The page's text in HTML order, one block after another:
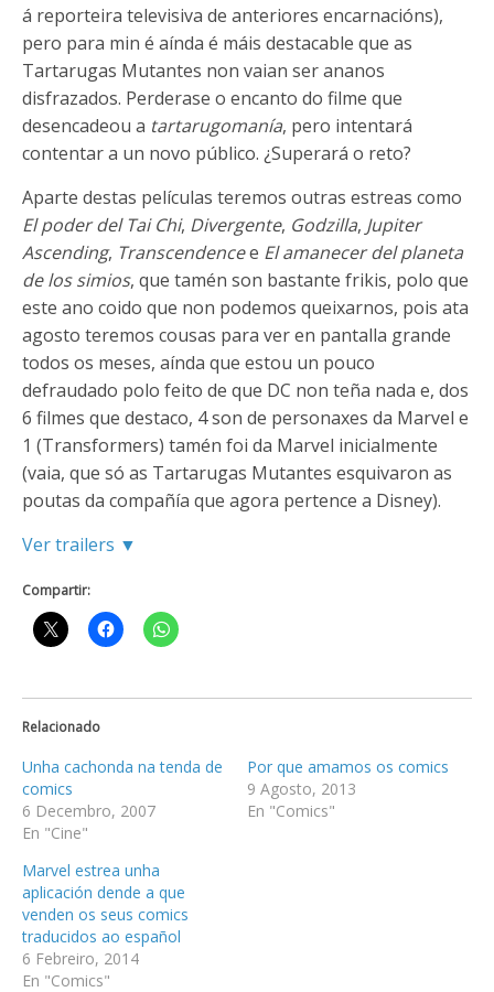
á reporteira televisiva de anteriores encarnacións),
pero para min é aínda é máis destacable que as
Tartarugas Mutantes non vaian ser ananos
disfrazados. Perderase o encanto do filme que
desencadeou a tartarugomanía, pero intentará
contentar a un novo público. ¿Superará o reto?
Aparte destas películas teremos outras estreas como
El poder del Tai Chi, Divergente, Godzilla, Jupiter
Ascending, Transcendencee El amanecer del planeta
de los simios, que tamén son bastante frikis, polo que
este ano coido que non podemos queixarnos, pois ata
agosto teremos cousas para ver en pantalla grande
todos os meses, aínda que estou un pouco
defraudado polo feito de que DC non teña nada e, dos
6 filmes que destaco, 4 son de personaxes da Marvel e
1 (Transformers) tamén foi da Marvel inicialmente
(vaia, que só as Tartarugas Mutantes esquivaron as
poutas da compañía que agora pertence a Disney).
Ver trailers ▼
Compartir:
Relacionado
Unha cachonda na tenda de
comics
6 Decembro, 2007
En "Cine"
Por que amamos os comics
9 Agosto, 2013
En "Comics"
Marvel estrea unha
aplicación dende a que
venden os seus comics
traducidos ao español
6 Febreiro, 2014
En "Comics"